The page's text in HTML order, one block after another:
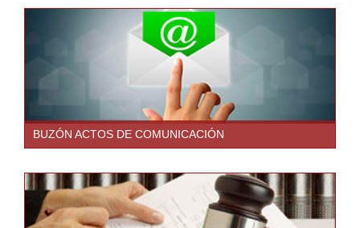
BUZÓN ACTOS DE COMUNICACIÓN